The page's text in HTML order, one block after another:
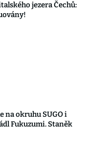
jezera Čechů:
na okruhu SUGO i
Fukuzumi. Staněk